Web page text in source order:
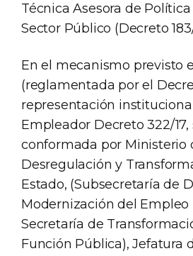
Técnica Asesora de Política
Sector Público (Decreto
En el mecanismo previsto
(reglamentada por el
representación
Empleador Decreto 322/
conformada por Ministerio
Desregulación y
Estado, (Subsecretaría de
Modernización del Empleo
Secretaría de
Función Pública), Jefatura